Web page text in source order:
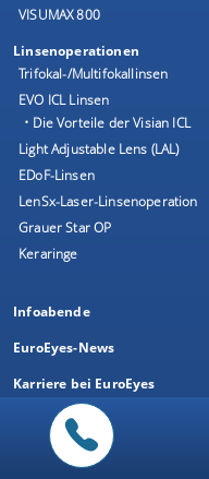
VISUMAX 800
Linsenoperationen
Trifokal-/Multifokallinsen
EVO ICL Linsen
• Die Vorteile der Visian ICL
Light Adjustable Lens (LAL)
EDoF-Linsen
LenSx-Laser-Linsenoperation
Grauer Star OP
Keraringe
Infoabende
EuroEyes-News
Karriere bei EuroEyes
Wir über uns
Top Operateure
Ärzteteam